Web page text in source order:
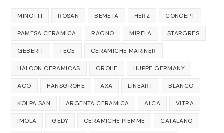
MINOTTI ROSAN BEMETA HERZ CONCEPT
PAMESA CERAMICA RAGNO MIRELA STARGRES
GEBERIT TECE CERAMICHE MARINER
HALCON CERAMICAS GROHE HUPPE GERMANY
ACO HANSGROHE AXA LINEART BLANCO
KOLPA SAN ARGENTA CERAMICA ALCA VITRA
IMOLA GEDY CERAMICHE PIEMME CATALANO